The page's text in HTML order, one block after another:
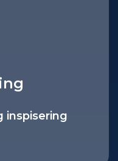
inspisering